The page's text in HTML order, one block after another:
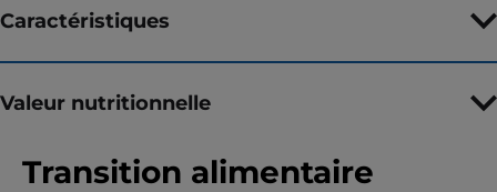
Caractéristiques
Valeur nutritionnelle
Transition alimentaire